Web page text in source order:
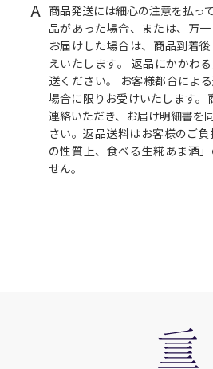
A 商品発送には細心の注意を払っ
品があった場合、または、万
お届けした場合は、商品到着
えいたします。 返品にかかわ
送ください。 お客様都合によ
場合に限りお受けいたします。
連絡いただき、お届け明細書を
さい。返品送料はお客様のご
の性質上、食べる生糀あま酒
せん。